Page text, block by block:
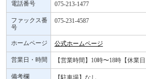
電話番号 075-213-1477
ファックス番
号
075-231-4587
ホームページ 公式ホームページ
営業日・時間 【営業時間】10時〜18時【休業
備考欄 【駐車場】なし